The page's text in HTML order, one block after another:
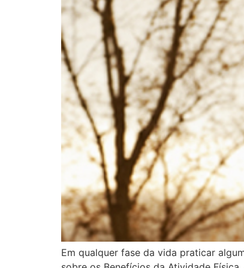
Em qualquer fase da vida praticar